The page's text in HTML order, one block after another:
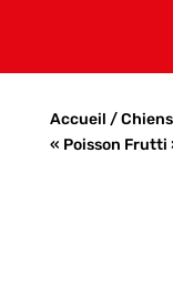
Accueil /Chiens
« Poisson Frutti